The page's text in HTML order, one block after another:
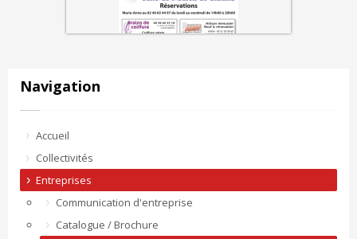
Navigation
Accueil
Collectivités
Entreprises
Communication d'entreprise
Catalogue / Brochure